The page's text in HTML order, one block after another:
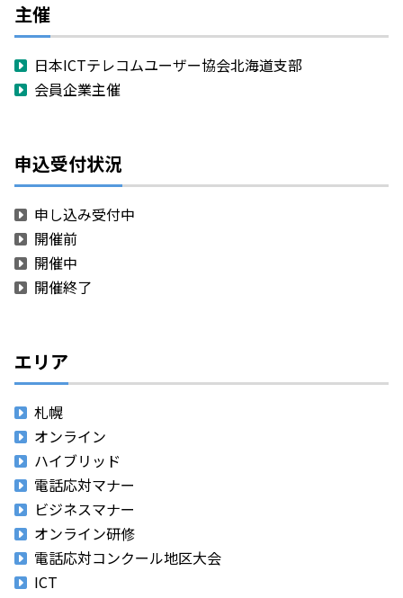
主催
日本ICTテレコムユーザー協会北海道支部
会員企業主催
申込受付状況
申し込み受付中
開催前
開催中
開催終了
エリア
札幌
オンライン
ハイブリッド
電話応対マナー
ビジネスマナー
オンライン研修
電話応対コンクール地区大会
ICT